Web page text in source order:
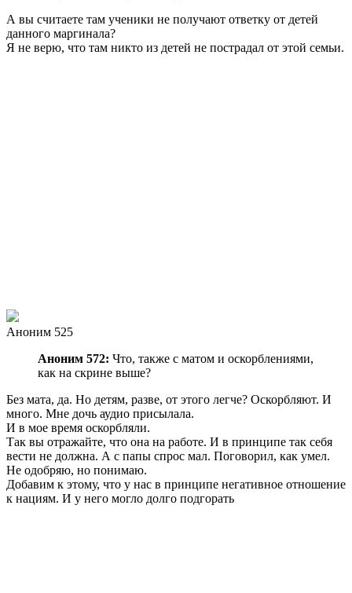
А вы считаете там ученики не получают ответку от детей
данного маргинала?
Я не верю, что там никто из детей не пострадал от этой семьи.
Аноним 525
Аноним 572: Что, также с матом и оскорблениями,
как на скрине выше?
Без мата, да. Но детям, разве, от этого легче? Оскорбляют. И
много. Мне дочь аудио присылала.
И в мое время оскорбляли.
Так вы отражайте, что она на работе. И в принципе так себя
вести не должна. А с папы спрос мал. Поговорил, как умел.
Не одобряю, но понимаю.
Добавим к этому, что у нас в принципе негативное отношение
к нациям. И у него могло долго подгорать